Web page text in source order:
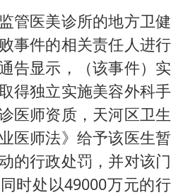
管医美诊所的地方卫健
事件的相关责任人进行
告显示，（该事件）实
得独立实施美容外科手
医师资质，天河区卫生
医师法》给予该医生暂
的行政处罚，并对该门
时处以49000万元的行